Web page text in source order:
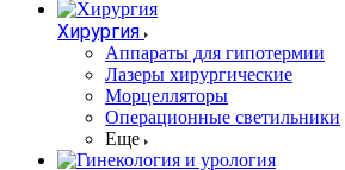
Хирургия
Аппараты для гипотермии
Лазеры хирургические
Морцелляторы
Операционные светильники
Еще